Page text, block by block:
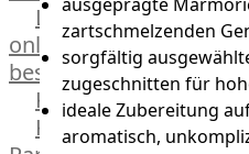
Lebensmittel
online
bestellen
Karriere
Kochschul-
zartschmelzenden
sorgfältig
zugeschnitten für
ideale Zubereitung
aromatisch,